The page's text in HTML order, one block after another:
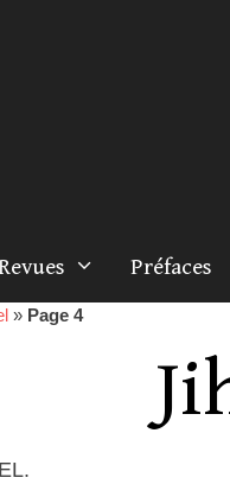
Préfaces
» Page 4